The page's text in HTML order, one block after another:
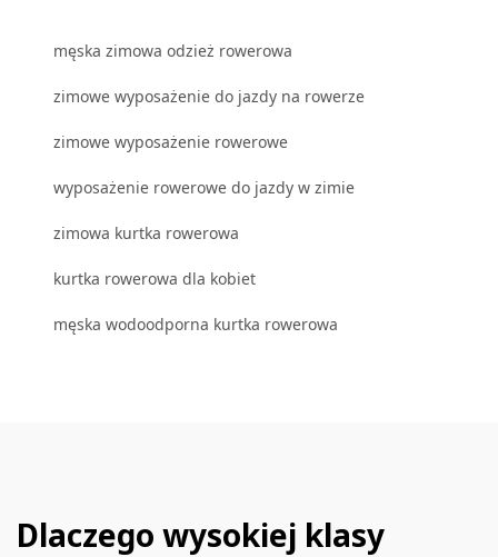
męska zimowa odzież rowerowa
zimowe wyposażenie do jazdy na rowerze
zimowe wyposażenie rowerowe
wyposażenie rowerowe do jazdy w zimie
zimowa kurtka rowerowa
kurtka rowerowa dla kobiet
męska wodoodporna kurtka rowerowa
Dlaczego wysokiej klasy